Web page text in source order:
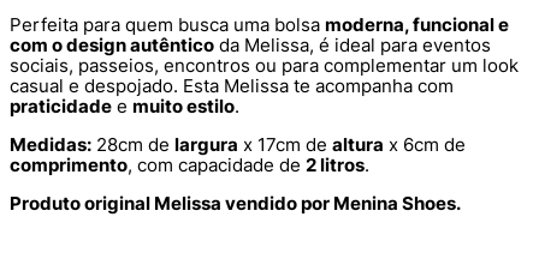
Perfeita para quem busca uma bolsa moderna, funcional e
com o design autêntico da Melissa, é ideal para eventos
sociais, passeios, encontros ou para complementar um look
casual e despojado. Esta Melissa te acompanha com
praticidade e muito estilo.
Medidas: 28cm de largura x 17cm de altura x 6cm de
comprimento, com capacidade de 2 litros.
Produto original Melissa vendido por Menina Shoes.